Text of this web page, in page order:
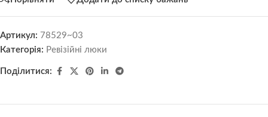
Артикул: 78529~03
Категорія: Ревізійні люки
Поділитися: